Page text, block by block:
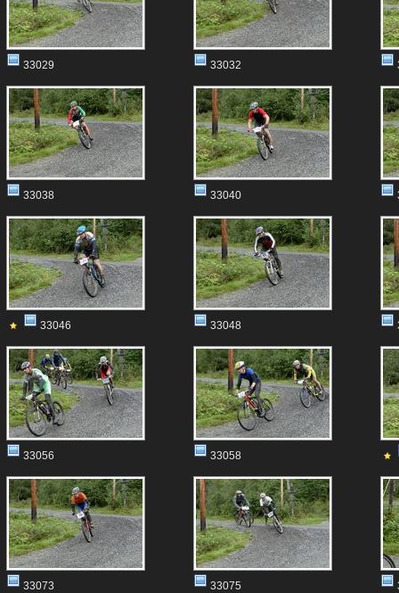
33029 33032
33038 33040
33046 33048
33056 33058
33073 33075